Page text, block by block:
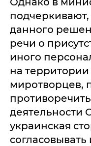
подчеркивают,
данного
речи о
иного
на
миротворцев,
деятельности
украинская